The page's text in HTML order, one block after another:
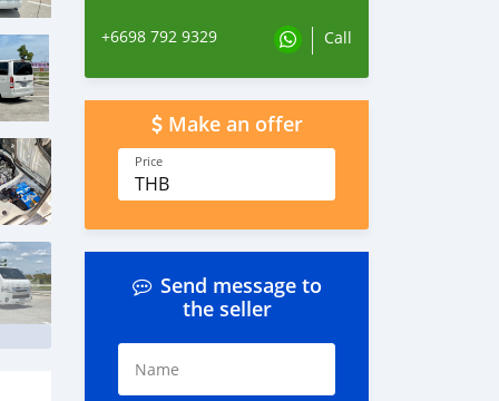
+6698 792 9329 Call
Make an offer
Price
THB
Send message to
the seller
Name